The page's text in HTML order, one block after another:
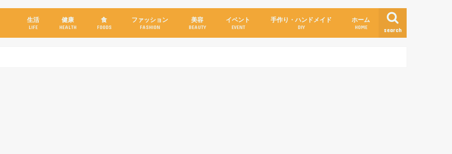
search
生活
LIFE
健康
HEALTH
食
FOODS
ファッション
FASHION
美容
BEAUTY
イベント
EVENT
手作り・ハンドメイド
DIY
ホーム
HOME